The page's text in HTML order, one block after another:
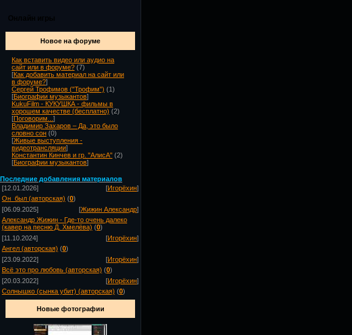
Новое на форуме
Как вставить видео или аудио на
сайт или в форуме? (7)
[Как добавить материал на сайт или
в форуме?]
Сергей Трофимов ("Трофим") (1)
[Биографии музыкантов]
KukuFilm - КУКУШКА - фильмы в
хорошем качестве (бесплатно) (2)
[Поговорим... ]
Владимир Захаров – Да, это было
словно сон (0)
[Живые выступления -
видеотрансляции]
Константин Кинчев и гр. "АлисА" (2)
[Биографии музыкантов]
Последние добавления материалов
[12.01.2026]
[Игорёхин]
Он_был (авторская) (0)
[06.09.2025]
[Жижин Александр]
Александр Жижин - Где-то очень далеко
(кавер на песню Д. Хмелёва) (0)
[11.10.2024]
[Игорёхин]
Ангел (авторская) (0)
[23.09.2022]
[Игорёхин]
Всё это про любовь (авторская) (0)
[20.03.2022]
[Игорёхин]
Солнышко (сынка убит) (авторская) (0)
Новые фотографии